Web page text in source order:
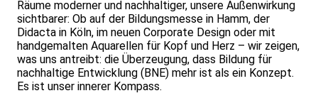
Räume moderner und nachhaltiger, unsere Außenwirkung
sichtbarer: Ob auf der Bildungsmesse in Hamm, der
Didacta in Köln, im neuen Corporate Design oder mit
handgemalten Aquarellen für Kopf und Herz – wir zeigen,
was uns antreibt: die Überzeugung, dass Bildung für
nachhaltige Entwicklung (BNE) mehr ist als ein Konzept.
Es ist unser innerer Kompass.